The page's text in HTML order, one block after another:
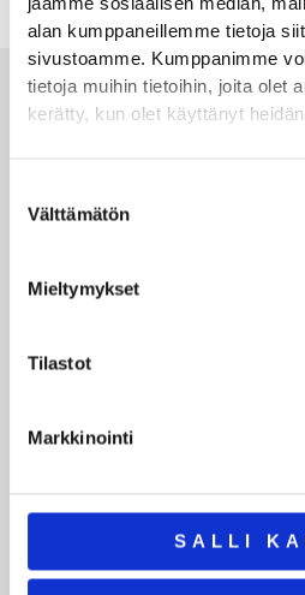
alan kumppaneillemme tietoja
sivustoamme. Kumppanimme
tietoja muihin tietoihin, joita olet
kerätty, kun olet käyttänyt
valinta
Välttämätön
Mieltymykset
Tilastot
Markkinointi
SALLI
Toimitus, varasto & huolto
tärylaitteet asiantuntemuksella
ratkaisut
Voimme tarjota
konsultaatiota ja
kokemuksella yksittäisen
periaatteella tehtyihin